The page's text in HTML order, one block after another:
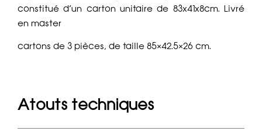
constitué d’un carton unitaire de 83x41x8cm. Livré
en master
cartons de 3 pièces, de taille 85×42.5×26 cm.
Atouts techniques